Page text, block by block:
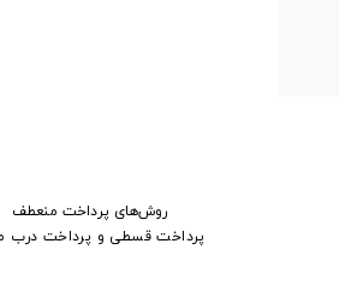
روش‌های پرداخت منعطف
پرداخت قسطی و پرداخت درب